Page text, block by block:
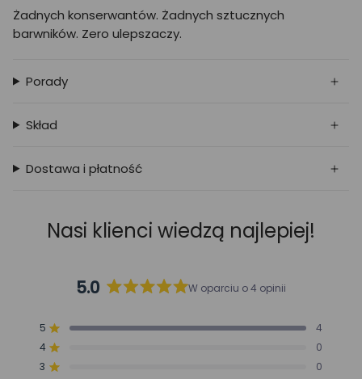
Żadnych konserwantów. Żadnych sztucznych
barwników. Zero ulepszaczy.
Porady
Skład
Dostawa i płatność
Nasi klienci wiedzą najlepiej!
5.0
5.0
W oparciu o 4 opinii
5 Oceniono na z 5 gwiazdek 4
Razem
4 Oceniono na z 5 gwiazdek 0
Razem
3 Oceniono na z 5 gwiazdek 0
Razem
Razem
Razem